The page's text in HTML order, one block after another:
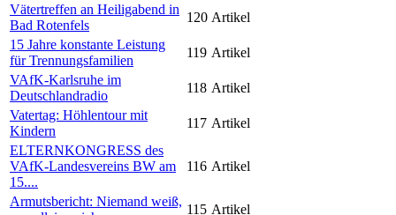
Vätertreffen an Heiligabend in
Bad Rotenfels
120 Artikel
15 Jahre konstante Leistung
für Trennungsfamilien
119 Artikel
VAfK-Karlsruhe im
Deutschlandradio
118 Artikel
Vatertag: Höhlentour mit
Kindern
117 Artikel
ELTERNKONGRESS des
VAfK-Landesvereins BW am
15....
116 Artikel
Armutsbericht: Niemand weiß,
115 Artikel